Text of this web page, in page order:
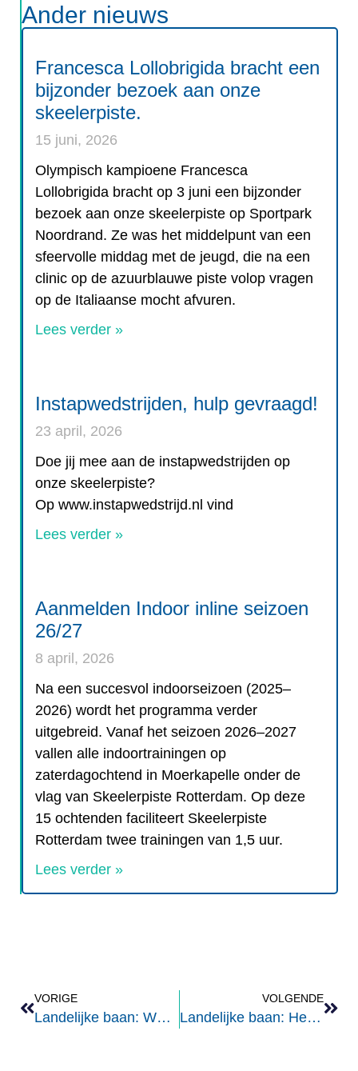
Ander nieuws
Francesca Lollobrigida bracht een
bijzonder bezoek aan onze
skeelerpiste.
15 juni, 2026
Olympisch kampioene Francesca
Lollobrigida bracht op 3 juni een bijzonder
bezoek aan onze skeelerpiste op Sportpark
Noordrand. Ze was het middelpunt van een
sfeervolle middag met de jeugd, die na een
clinic op de azuurblauwe piste volop vragen
op de Italiaanse mocht afvuren.
Lees verder »
Instapwedstrijden, hulp gevraagd!
23 april, 2026
Doe jij mee aan de instapwedstrijden op
onze skeelerpiste?
Op www.instapwedstrijd.nl vind
Lees verder »
Aanmelden Indoor inline seizoen
26/27
8 april, 2026
Na een succesvol indoorseizoen (2025–
2026) wordt het programma verder
uitgebreid. Vanaf het seizoen 2026–2027
vallen alle indoortrainingen op
zaterdagochtend in Moerkapelle onder de
vlag van Skeelerpiste Rotterdam. Op deze
15 ochtenden faciliteert Skeelerpiste
Rotterdam twee trainingen van 1,5 uur.
Lees verder »
VORIGE
Landelijke baan: Westereen
VOLGENDE
Landelijke baan: Heerde